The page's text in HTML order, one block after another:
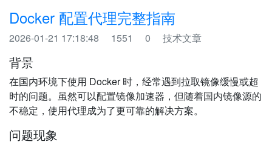
Docker 配置代理完整指南
2026-01-21 17:18:48 1551 0 技术文章
背景
在国内环境下使用 Docker 时，经常遇到拉取镜像缓慢或超
时的问题。虽然可以配置镜像加速器，但随着国内镜像源的
不稳定，使用代理成为了更可靠的解决方案。
问题现象